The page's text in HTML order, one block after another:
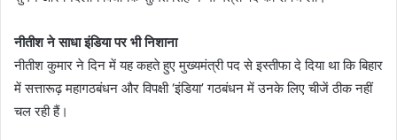
नीतीश ने साधा इंडिया पर भी निशाना
नीतीश कुमार ने दिन में यह कहते हुए मुख्यमंत्री पद से इस्तीफा दे दिया था कि बिहार
में सत्तारूढ़ महागठबंधन और विपक्षी ‘इंडिया’ गठबंधन में उनके लिए चीजें ठीक नहीं
चल रही हैं।